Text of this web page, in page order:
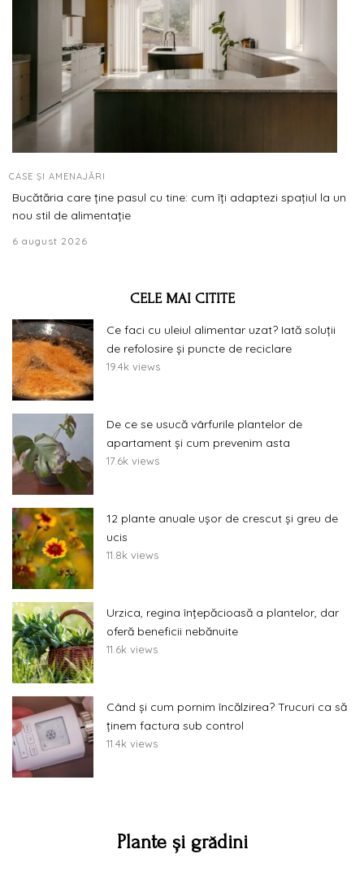
CASE ȘI AMENAJĂRI
Bucătăria care ține pasul cu tine: cum îți adaptezi spațiul la un
nou stil de alimentație
6 august 2026
CELE MAI CITITE
Ce faci cu uleiul alimentar uzat? Iată soluții
de refolosire și puncte de reciclare
19.4k views
De ce se usucă vârfurile plantelor de
apartament și cum prevenim asta
17.6k views
12 plante anuale ușor de crescut și greu de
ucis
11.8k views
Urzica, regina înțepăcioasă a plantelor, dar
oferă beneficii nebănuite
11.6k views
Când și cum pornim încălzirea? Trucuri ca să
ținem factura sub control
11.4k views
Plante și grădini